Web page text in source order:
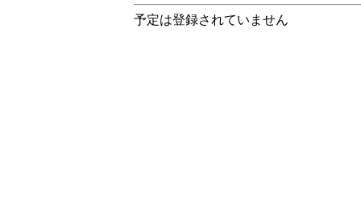
予定は登録されていません